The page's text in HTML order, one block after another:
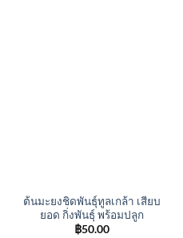
ต้นมะยงชิดพันธุ์ทูลเกล้า เสียบ
ยอด กิ่งพันธุ์ พร้อมปลูก
฿50.00